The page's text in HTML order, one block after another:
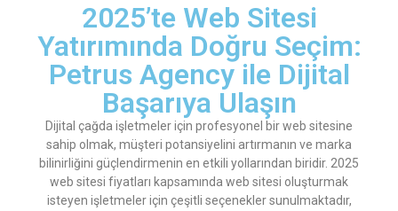
2025’te Web Sitesi
Yatırımında Doğru Seçim:
Petrus Agency ile Dijital
Başarıya Ulaşın
Dijital çağda işletmeler için profesyonel bir web sitesine
sahip olmak, müşteri potansiyelini artırmanın ve marka
bilinirliğini güçlendirmenin en etkili yollarından biridir. 2025
web sitesi fiyatları kapsamında web sitesi oluşturmak
isteyen işletmeler için çeşitli seçenekler sunulmaktadır,